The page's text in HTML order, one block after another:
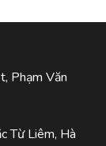
Phạm Văn
Từ Liêm, Hà